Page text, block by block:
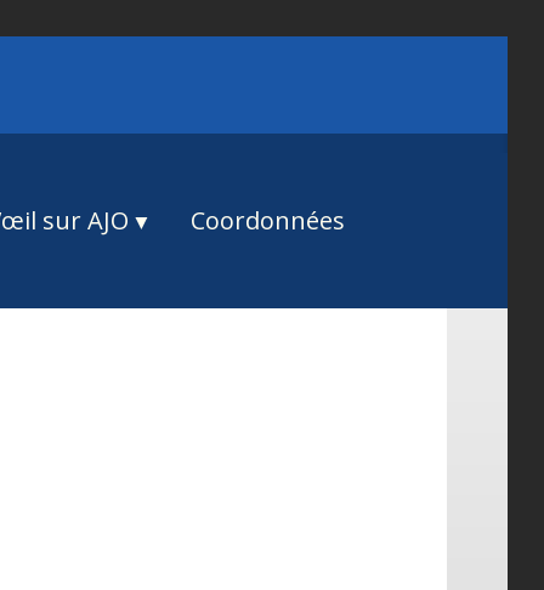
sur AJO Coordonnées